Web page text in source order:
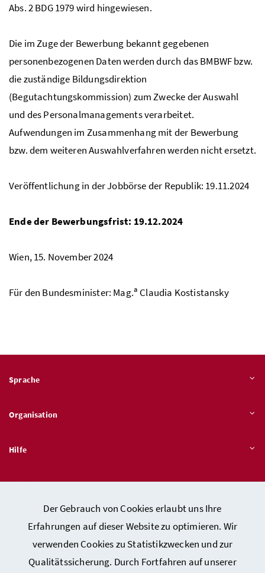
Der Gebrauch von Cookies erlaubt uns Ihre
Erfahrungen auf dieser Website zu optimieren. Wir
verwenden Cookies zu Statistikzwecken und zur
Qualitätssicherung. Durch Fortfahren auf unserer
Abs.2BDG1979 wird hingewiesen.
Die im Zuge der Bewerbung bekannt gegebenen
personenbezogenen Daten werden durch dasBMBWFbzw.
die zuständige Bildungsdirektion
(Begutachtungskommission) zum Zwecke der Auswahl
und des Personalmanagements verarbeitet.
Aufwendungen im Zusammenhang mit der Bewerbung
bzw. dem weiteren Auswahlverfahren werden nicht ersetzt.
Veröffentlichung in der Jobbörse der Republik: 19.11.2024
Ende der Bewerbungsfrist: 19.12.2024
Wien, 15. November 2024
Für den Bundesminister: Mag.a Claudia Kostistansky
Sprache
Organisation
Hilfe
Quicklinks
Kontakt
Impressum